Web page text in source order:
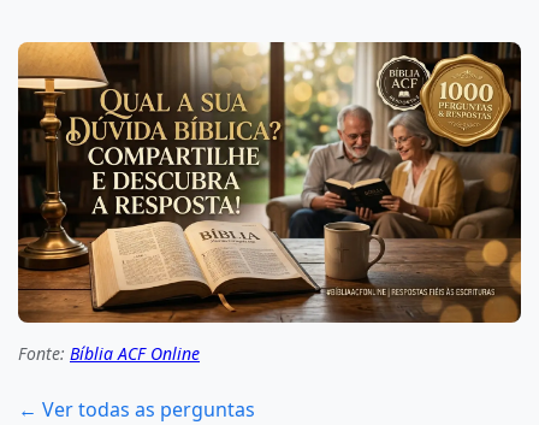
Fonte: Bíblia ACF Online
← Ver todas as perguntas